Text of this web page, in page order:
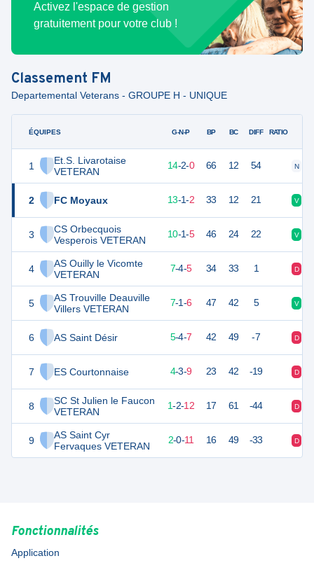
Activez l'espace de gestion
gratuitement pour votre club !
Classement FM
Departemental Veterans - GROUPE H - UNIQUE
ÉQUIPES
1
Et.S. Livarotaise
VETERAN
2 FC Moyaux
3
CS Orbecquois
Vesperois VETERAN
4
AS Ouilly le Vicomte
VETERAN
5
AS Trouville Deauville
Villers VETERAN
6 AS Saint Désir
7 ES Courtonnaise
8
SC St Julien le Faucon
VETERAN
9
AS Saint Cyr
Fervaques VETERAN
G-N-P BP BC DIFF RATIO
44 14-2-0 66 12 54 N
13-1-2 33 12 21 V
31 10-1-5 46 24 22 V
25 7-4-5 34 33 1 D
20 16 7-1-6 47 42 5 V
5-4-7 42 49 -7 D
15 4-3-9 23 42 -19 D
4 16 1-2-12 17 61 -44 D
3 16 2-0-11 16 49 -33 D
Fonctionnalités
Application